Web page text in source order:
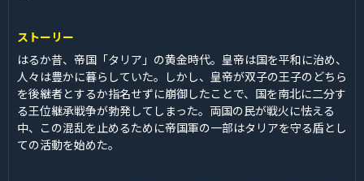
ストーリー
はるか昔、帝国「タリア」の黄金時代。皇帝は国を平和に治め、
人々は豊かに暮らしていた。しかし、皇帝が双子の王子のどちら
を後継者とするか指名せずに崩御したことで、国を南北に二分す
る王位継承戦争が勃発してしまった。両国の民が戦火に怯える
中、この混乱を止めるために帝国軍の一部はタリアを守る盾とし
ての活動を始めた。